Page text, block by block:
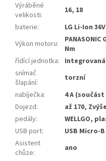
Výráběné
velikosti:
16, 18
baterie:
LG Li-Ion
Výkon motoru:
Nm
řídící jednotka:
snímač
šlapání:
torzní
nabíječka:
4 A
Dojezd:
až 170,
pedály:
WELLGO,
USB port:
USB Micro-B
Asistent
chůze:
ano